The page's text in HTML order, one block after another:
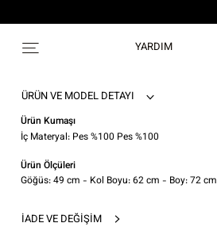
YARDIM
ÜRÜN VE MODEL DETAYI
Ürün Kumaşı
İç Materyal: Pes %100 Pes %100
Ürün Ölçüleri
Göğüs: 49 cm - Kol Boyu: 62 cm - Boy: 72 cm
İADE VE DEĞIŞIM